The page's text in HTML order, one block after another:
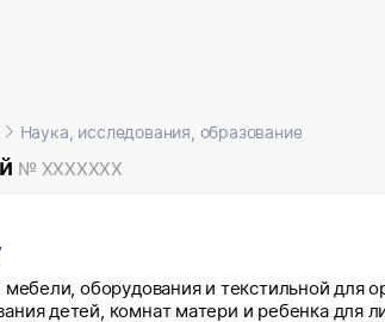
Наука, исследования, образование
№ XXXXXXX
оборудования и текстильной для
детей, комнат матери и ребенка для